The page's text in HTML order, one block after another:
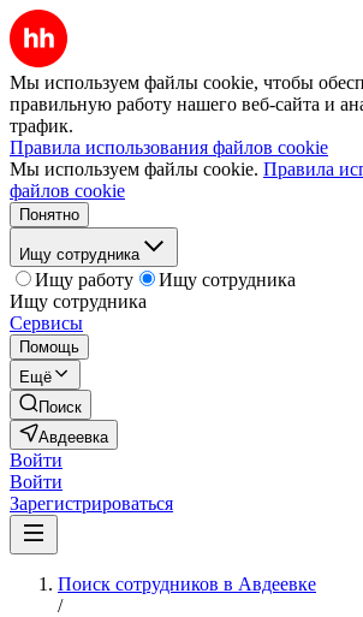
Мы используем файлы cookie, чтобы
правильную работу нашего веб-сайта и
трафик.
Правила использования файлов cookie
Мы используем файлы cookie. Правила
файлов cookie
Понятно
Ищу сотрудника
Ищу работу
Ищу сотрудника
Ищу сотрудника
Сервисы
Помощь
Ещё
Поиск
Авдеевка
Войти
Войти
Зарегистрироваться
Поиск сотрудников в Авдеевке
/